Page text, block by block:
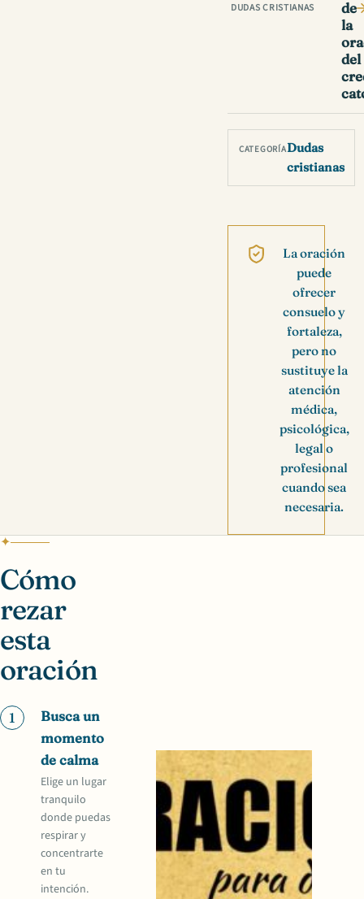
DUDAS CRISTIANAS
de
la
del
CATEGORÍADudas
cristianas
La oración
puede
ofrecer
consuelo y
fortaleza,
pero no
sustituye la
atención
médica,
psicológica,
legal o
profesional
cuando sea
necesaria.
Cómo
rezar
esta
oración
1
Busca un
momento
de calma
Elige un lugar
tranquilo
donde puedas
respirar y
concentrarte
en tu
intención.